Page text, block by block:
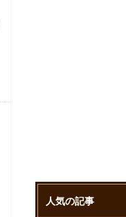
人気の記事